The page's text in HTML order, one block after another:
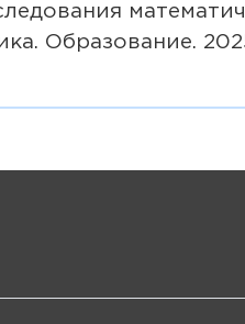
Образование.